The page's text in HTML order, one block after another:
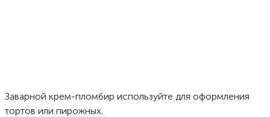
Заварной крем-пломбир используйте для оформления
тортов или пирожных.